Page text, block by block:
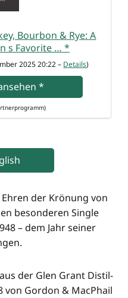
Bour­bon & Rye: A
s Favo­ri­te … *
2025 20:22 – Details)
*
der Krö­nung von
beson­de­ren Sin­gle
– dem Jahr sei­ner
der Glen Grant Distil­
von Gor­don & MacPhail